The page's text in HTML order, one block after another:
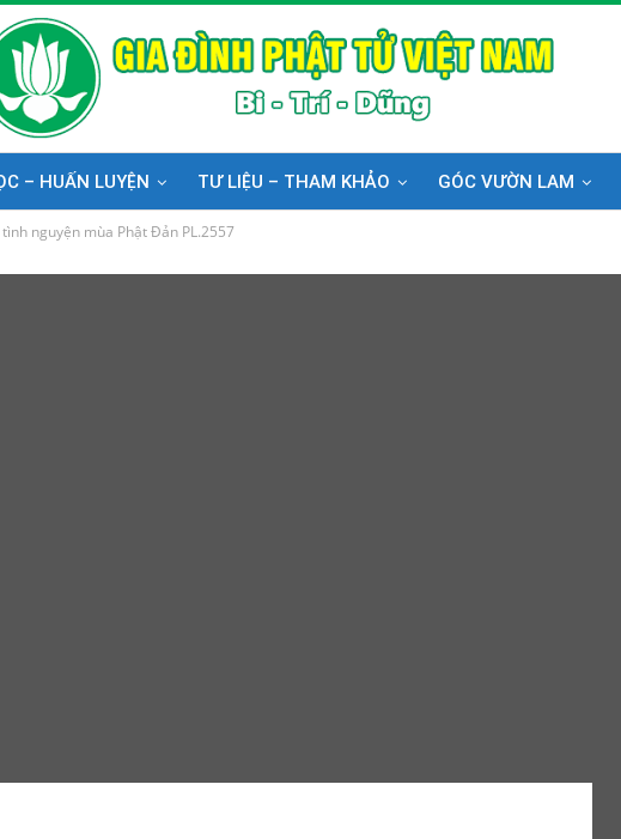
– HUẤN LUYỆN TƯ LIỆU – THAM KHẢO GÓC VƯỜN LAM
nguyện mùa Phật Đản PL.2557